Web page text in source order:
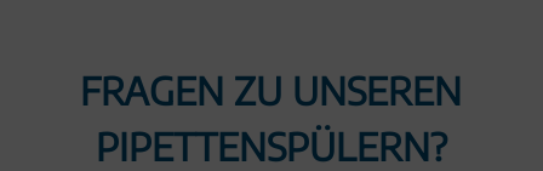
FRAGEN ZU UNSEREN
PIPETTENSPÜLERN?